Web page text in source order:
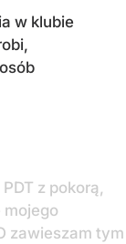
w klubie
z pokorą,
mojego
zawieszam tym